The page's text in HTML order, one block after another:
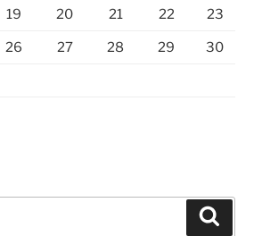
19 20 21 22 23
26 27 28 29 30